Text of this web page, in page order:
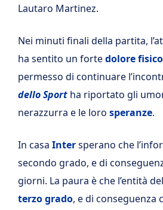
Lautaro Martinez.
Nei minuti finali della partita,
ha sentito un fortedolore fisico
permesso di continuare
dello Sport ha riportato gli
nerazzurra e le loro speranze.
In casa Intersperano che
secondo grado, e di
giorni. La paura è che l’entità
terzo grado, e di conseguenza